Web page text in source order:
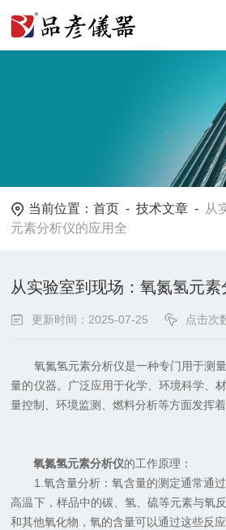
当前位置：首页 -技术文章 - 从
元素分析仪的应用全
从实验室到现场：氧氮氢元
更新时间：2025-07-25 点击次
氧氮氢元素分析仪是一种专门用于测量
量的仪器。广泛应用于化学、环境科学、
量控制、环境监测、燃料分析等方面发挥着
氧氮氢元素分析仪的工作原理：
1.氧含量分析：氧含量的测定通常通过
高温下，样品中的碳、氢、硫等元素与氧
和其他氧化物，氧的含量可以通过这些反